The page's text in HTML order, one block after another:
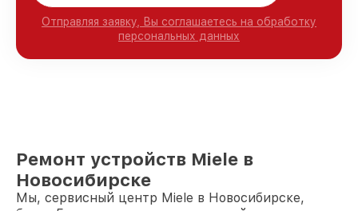
Отправляя заявку, Вы соглашаетесь на обработку
персональных данных
Ремонт устройств Miele в
Новосибирске
Мы, сервисный центр Miele в Новосибирске,